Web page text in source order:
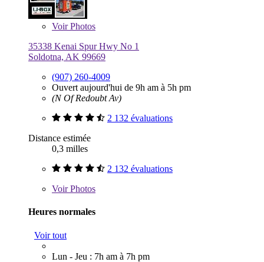
VoirPhotos
35338 Kenai Spur Hwy No 1
Soldotna, AK 99669
(907) 260-4009
Ouvert aujourd'hui de 9h am à 5h pm
(N Of Redoubt Av)
2 132 évaluations
Distance estimée
0,3 milles
2 132 évaluations
VoirPhotos
Heures normales
Voir tout
Lun - Jeu : 7h am à 7h pm